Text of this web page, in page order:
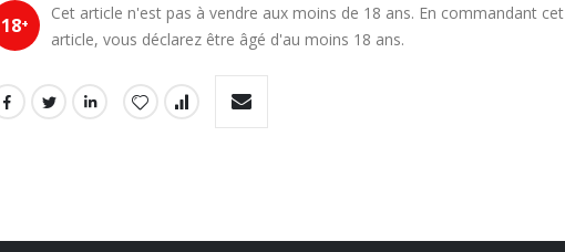
18+
Cet article n'est pas à vendre aux moins de 18 ans. En commandant cet
article, vous déclarez être âgé d'au moins 18 ans.